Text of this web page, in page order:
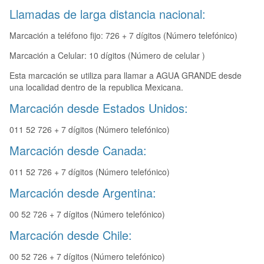
Llamadas de larga distancia nacional:
Marcación a teléfono fijo: 726 + 7 dígitos (Número telefónico)
Marcación a Celular: 10 dígitos (Número de celular )
Esta marcación se utiliza para llamar a AGUA GRANDE desde
una localidad dentro de la republica Mexicana.
Marcación desde Estados Unidos:
011 52 726 + 7 dígitos (Número telefónico)
Marcación desde Canada:
011 52 726 + 7 dígitos (Número telefónico)
Marcación desde Argentina:
00 52 726 + 7 dígitos (Número telefónico)
Marcación desde Chile:
00 52 726 + 7 dígitos (Número telefónico)